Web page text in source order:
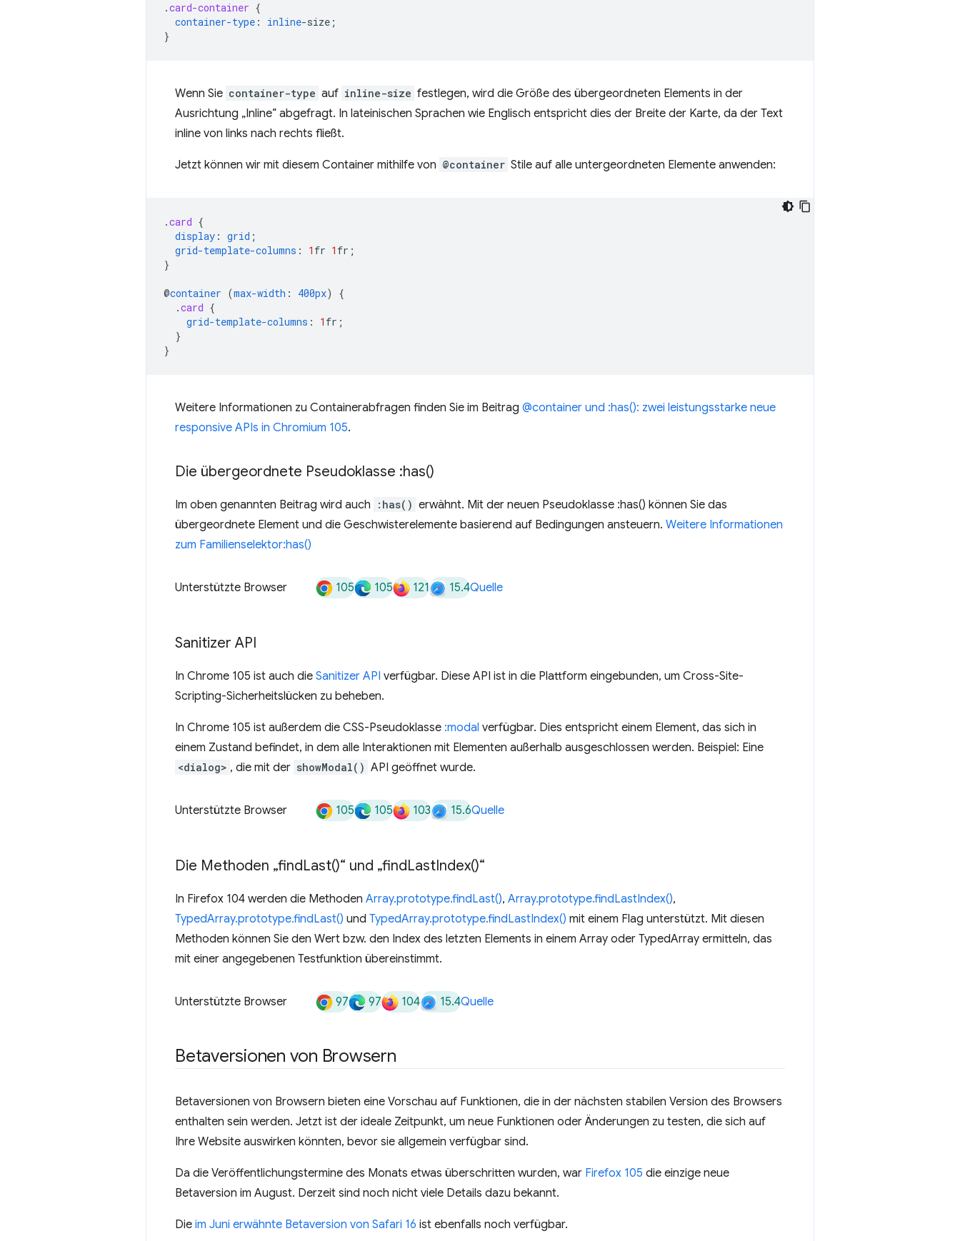
.card-container {
container-type : inline-size ;
}
Wenn Sie container-type auf inline-size festlegen, wird die Größe des übergeordneten Elements in der
Ausrichtung „Inline“ abgefragt. In lateinischen Sprachen wie Englisch entspricht dies der Breite der Karte, da der Text
inline von links nach rechts fließt.
Jetzt können wir mit diesem Container mithilfe von @container Stile auf alle untergeordneten Elemente anwenden:
.card {
display : grid ;
grid-template-columns : 1 fr 1 fr ;
}
@container (max-width : 400px)
{
.card {
grid-template-columns : 1 fr ;
}
}
Weitere Informationen zu Containerabfragen finden Sie im Beitrag @container und :has(): zwei leistungsstarke neue
responsive APIs in Chromium 105.
Die übergeordnete Pseudoklasse :has()
Im oben genannten Beitrag wird auch :has() erwähnt. Mit der neuen Pseudoklasse :has() können Sie das
übergeordnete Element und die Geschwisterelemente basierend auf Bedingungen ansteuern. Weitere Informationen
zum Familienselektor:has()
Unterstützte Browser 105 105 121 15.4Quelle
Sanitizer API
In Chrome 105 ist auch die Sanitizer API verfügbar. Diese API ist in die Plattform eingebunden, um Cross-Site-
Scripting-Sicherheitslücken zu beheben.
In Chrome 105 ist außerdem die CSS-Pseudoklasse :modal verfügbar. Dies entspricht einem Element, das sich in
einem Zustand befindet, in dem alle Interaktionen mit Elementen außerhalb ausgeschlossen werden. Beispiel: Eine
<dialog> , die mit der showModal() API geöffnet wurde.
Unterstützte Browser 105 105 103 15.6Quelle
Die Methoden „findLast()“ und „findLastIndex()“
In Firefox 104 werden die Methoden Array.prototype.findLast(), Array.prototype.findLastIndex(),
TypedArray.prototype.findLast() und TypedArray.prototype.findLastIndex() mit einem Flag unterstützt. Mit diesen
Methoden können Sie den Wert bzw. den Index des letzten Elements in einem Array oder TypedArray ermitteln, das
mit einer angegebenen Testfunktion übereinstimmt.
Unterstützte Browser 97 97 104 15.4Quelle
Betaversionen von Browsern
Betaversionen von Browsern bieten eine Vorschau auf Funktionen, die in der nächsten stabilen Version des Browsers
enthalten sein werden. Jetzt ist der ideale Zeitpunkt, um neue Funktionen oder Änderungen zu testen, die sich auf
Ihre Website auswirken könnten, bevor sie allgemein verfügbar sind.
Da die Veröffentlichungstermine des Monats etwas überschritten wurden, war Firefox 105 die einzige neue
Betaversion im August. Derzeit sind noch nicht viele Details dazu bekannt.
Die im Juni erwähnte Betaversion von Safari 16 ist ebenfalls noch verfügbar.